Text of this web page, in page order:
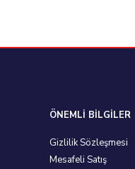
ÖNEMLİ BİLGİLER
Gizlilik Sözleşmesi
Mesafeli Satış